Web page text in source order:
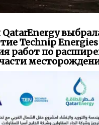
Technip
работ по